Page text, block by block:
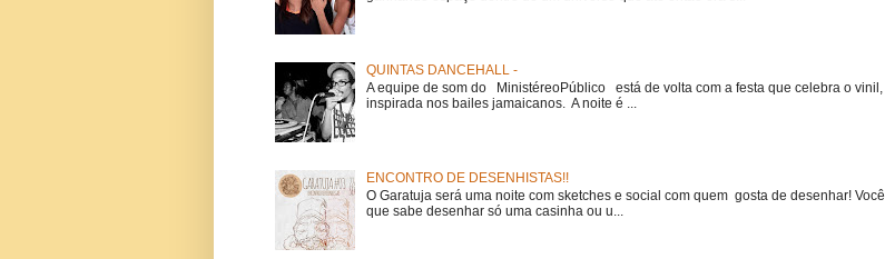
QUINTAS DANCEHALL -
A equipe de som do MinistéreoPúblico está de volta com a festa que celebra o vinil,
inspirada nos bailes jamaicanos. A noite é ...
ENCONTRO DE DESENHISTAS!!
O Garatuja será uma noite com sketches e social com quem gosta de desenhar! Você
que sabe desenhar só uma casinha ou u...